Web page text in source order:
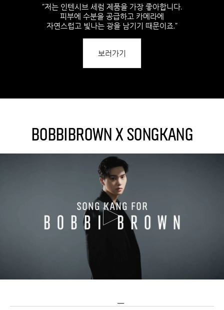
"저는 인텐시브 세럼 제품을 가장 좋아합니다.
피부에 수분을 공급하고 카메라에
자연스럽고 빛나는 광을 남기기 때문이죠."
보러가기
BobbiBrown x SongKang